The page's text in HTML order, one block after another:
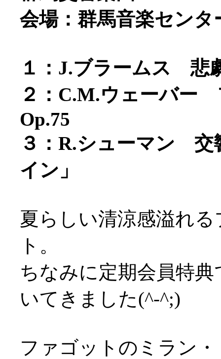
会場：群馬音楽センタ
１：J.ブラームス 悲
２：C.M.ウェーバー
Op.75
３：R.シューマン 交
イン」
夏らしい清涼感溢れ
ト。
ちなみに定期会員特
いてきました(^-^;)
ファゴットのミラン